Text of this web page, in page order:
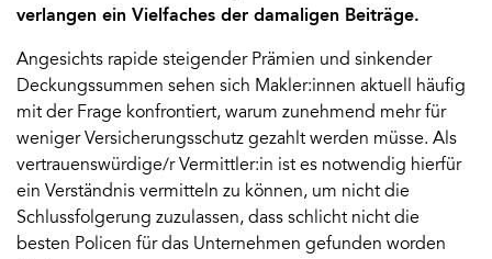
verlangen ein Vielfaches der damaligen Beiträge.
Angesichts rapide steigender Prämien und sinkender
Deckungssummen sehen sich Makler:innen aktuell häufig
mit der Frage konfrontiert, warum zunehmend mehr für
weniger Versicherungsschutz gezahlt werden müsse. Als
vertrauenswürdige/r Vermittler:in ist es notwendig hierfür
ein Verständnis vermitteln zu können, um nicht die
Schlussfolgerung zuzulassen, dass schlicht nicht die
besten Policen für das Unternehmen gefunden worden